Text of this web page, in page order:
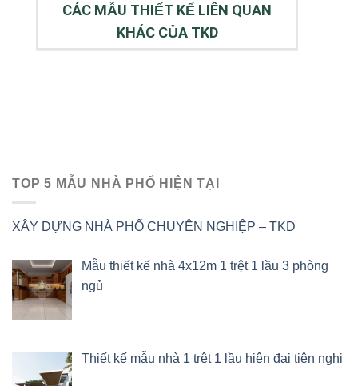
CÁC MẪU THIẾT KẾ LIÊN QUAN
KHÁC CỦA TKD
TOP 5 MẪU NHÀ PHỐ HIỆN TẠI
XÂY DỰNG NHÀ PHỐ CHUYÊN NGHIỆP – TKD
Mẫu thiết kế nhà 4x12m 1 trệt 1 lầu 3 phòng
ngủ
Thiết kế mẫu nhà 1 trệt 1 lầu hiện đại tiện nghi